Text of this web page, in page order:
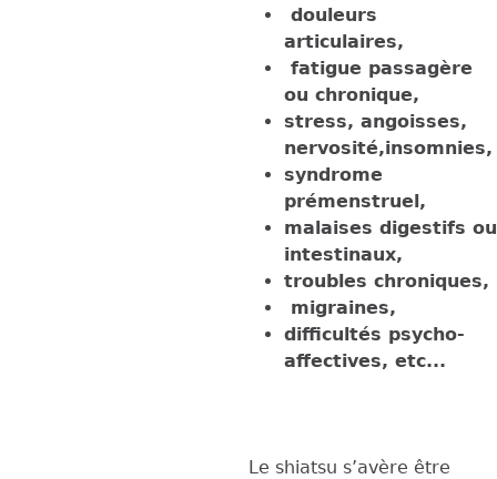
douleurs
articulaires,
fatigue passagère
ou chronique,
stress, angoisses,
nervosité,insomnies,
syndrome
prémenstruel,
malaises digestifs ou
intestinaux,
troubles chroniques,
migraines,
difficultés psycho-
affectives, etc...
Le shiatsu s’avère être